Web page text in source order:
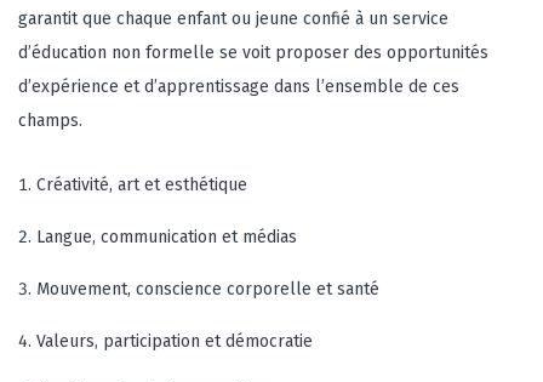
garantit que chaque enfant ou jeune confié à un service
d’éducation non formelle se voit proposer des opportunités
d’expérience et d’apprentissage dans l’ensemble de ces
champs.
Créativité, art et esthétique
Langue, communication et médias
Mouvement, conscience corporelle et santé
Valeurs, participation et démocratie